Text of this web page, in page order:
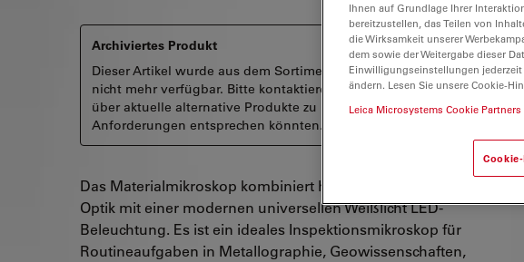
Archiviertes Produkt
Dieser Artikel wurde aus dem Sortiment genommen und ist
nicht mehr verfügbar. Bitte kontaktieren Sie uns, um sich
über aktuelle alternative Produkte zu informieren, die Ihren
Anforderungen entsprechen könnten.
Das Materialmikroskop kombiniert hochwertige Leica
Optik mit einer modernen universellen Weißlicht LED-
Beleuchtung. Es ist ein ideales Inspektionsmikroskop für
Routineaufgaben in Metallographie, Geowissenschaften,
Ihnen auf Grundlage Ihrer
bereitzustellen, das Teilen von
die Wirksamkeit unserer
dem sowie der Weitergabe dieser
Einwilligungseinstellungen jederzeit
ändern. Lesen Sie unsere Cookie-
Leica Microsystems Cookie Partners